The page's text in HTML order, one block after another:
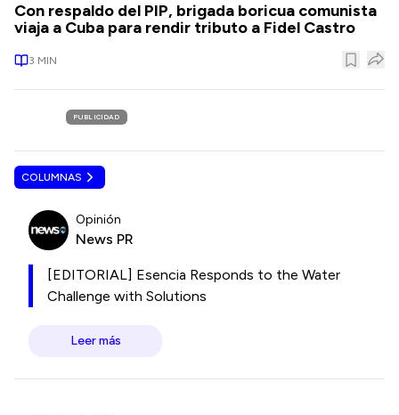
Con respaldo del PIP, brigada boricua comunista
viaja a Cuba para rendir tributo a Fidel Castro
3 MIN
PUBLICIDAD
COLUMNAS
Opinión
News PR
[EDITORIAL] Esencia Responds to the Water
Challenge with Solutions
Leer más